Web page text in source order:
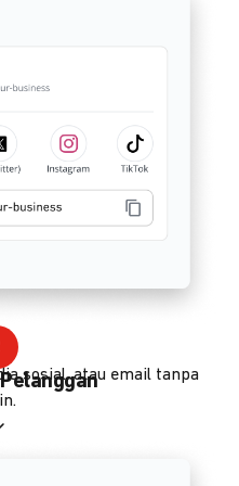
sosial, atau email tanpa